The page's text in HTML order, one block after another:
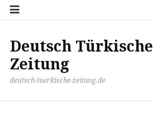
Zum
Inhalt
Deutsch Türkische
Zeitung
deutsch-tuerkische-zeitung.de